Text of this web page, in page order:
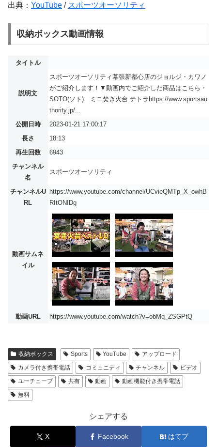
出典： YouTube / スポーツオーソリティ
収納ボックス動画情報
タイトル
説明文
スポーツオーソリティ幕張新都心店のジョルジ・カワノ
がご紹介します！▼動画内でご紹介した商品はこちら・
SOTO(ソト) ミニ焚き火台 テトラhttps://www.sportsau
thority.jp/...
公開日時
2023-01-21 17:00:17
長さ
18:13
再生回数
6943
チャンネル
名
スポーツオーソリティ
チャンネルU
RL
https://www.youtube.com/channel/UCvieQMTp_X_owhB
RItONIDg
動画サムネ
イル
動画URL https://www.youtube.com/watch?v=obMq_ZSGPtQ
収納ボックス Sports YouTube
アップロード
カメラ付き携帯電話
コミュニティ チャンネル
ビデオ
ユーチューブ
共有 動画
動画機能付き携帯電話
無料
シェアする
X Facebook はてブ